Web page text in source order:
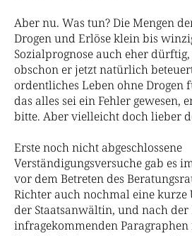
Aber nu. Was tun? Die Mengen
Drogen und Erlöse klein bis
Sozialprognose auch eher dürftig,
obschon er jetzt natürlich
ordentliches Leben ohne Drogen
das alles sei ein Fehler gewesen,
bitte. Aber vielleicht doch lieber
Erste noch nicht abgeschlossene
Verständigungsversuche gab es
vor dem Betreten des
Richter auch nochmal eine
der Staatsanwältin, und nach
infragekommenden